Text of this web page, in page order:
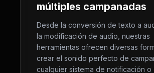
múltiples campanadas
Desde la conversión de texto a
la modificación de audio, nuestras
herramientas ofrecen diversas
crear el sonido perfecto de
cualquier sistema de notificación o